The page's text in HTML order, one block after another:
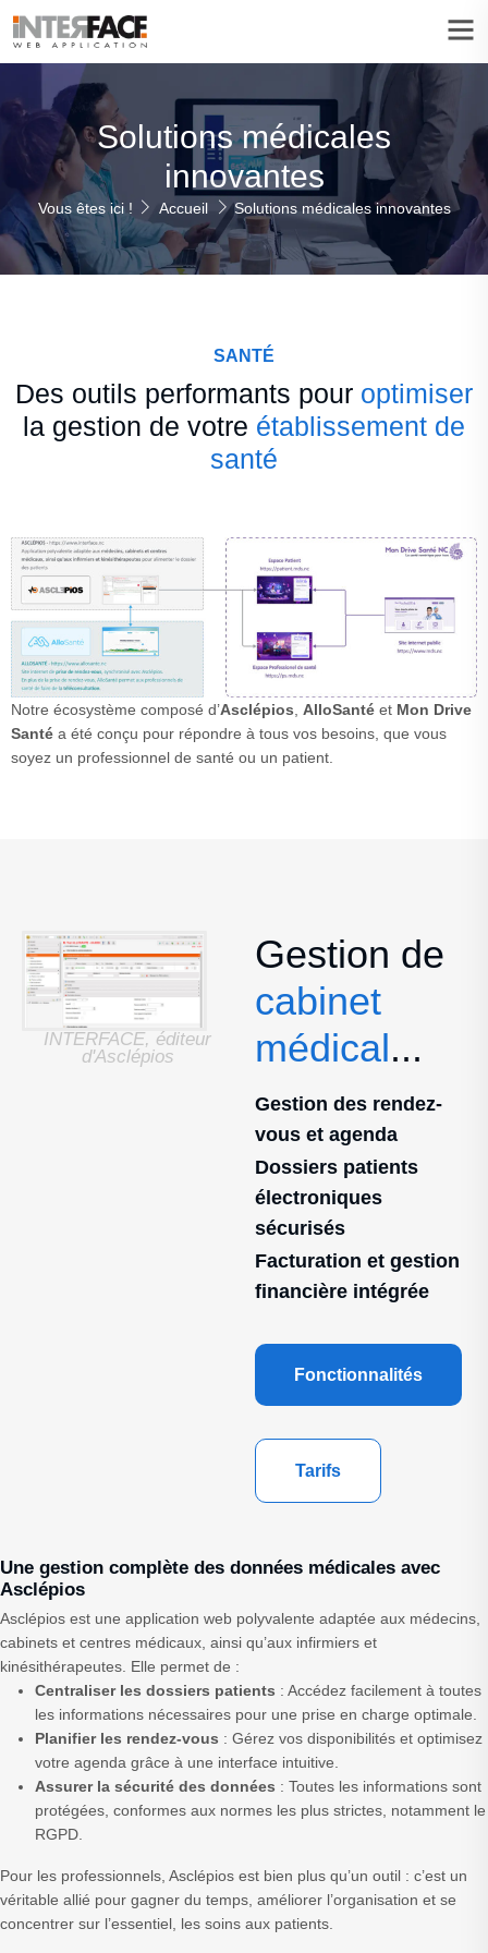
Solutions médicales
innovantes
Vous êtes ici ! Accueil Solutions médicales innovantes
SANTÉ
Des outils performants pour optimiser
la gestion de votre établissement de
santé
Notre écosystème composé d’Asclépios AlloSanté et Mon Drive
Santé a été conçu pour répondre à tous vos besoins, que vous
soyez un professionnel de santé ou un patient.
INTERFACE, éditeur
d'Asclépios
Gestion de
cabinet
médical...
Gestion des rendez-
vous et agenda
Dossiers patients
électroniques
sécurisés
Facturation et gestion
financière intégrée
Fonctionnalités
Tarifs
Une gestion complète des données médicales avec
Asclépios
Asclépios est une application web polyvalente adaptée aux médecins,
cabinets et centres médicaux, ainsi qu’aux infirmiers et
kinésithérapeutes. Elle permet de :
Centraliser les dossiers patients : Accédez facilement à toutes
les informations nécessaires pour une prise en charge optimale.
Planifier les rendez-vous : Gérez vos disponibilités et optimisez
votre agenda grâce à une interface intuitive.
Assurer la sécurité des données : Toutes les informations sont
protégées, conformes aux normes les plus strictes, notamment le
RGPD.
Pour les professionnels, Asclépios est bien plus qu’un outil : c’est un
véritable allié pour gagner du temps, améliorer l’organisation et se
concentrer sur l’essentiel, les soins aux patients.